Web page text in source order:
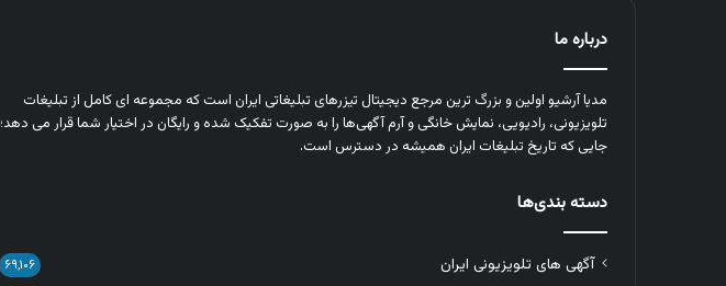
درباره ما
مدیا آرشیو اولین و بزرگ‌ ترین مرجع دیجیتال تیزرهای تبلیغاتی ایران است که مجموعه‌ ای کامل از تبلیغات
تلویزیونی، رادیویی، نمایش خانگی و آرم‌ آگهی‌ها را به‌ صورت تفکیک‌ شده و رایگان در اختیار شما قرار می‌ دهد؛
جایی که تاریخ تبلیغات ایران همیشه در دسترس است.
دسته بندی‌ها
آگهی های تلویزیونی ایران ۶۹,۱۰۶